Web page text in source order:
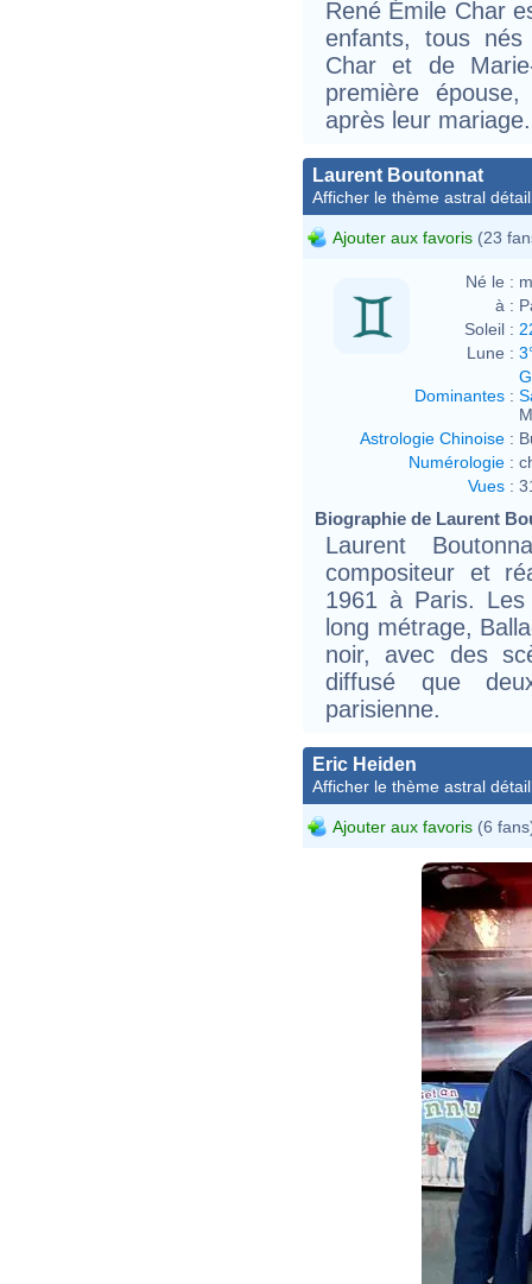
René Émile Char
enfants, tous
Char et de
première
après leur mariage.
Laurent Boutonnat
Afficher le thème astral
Ajouter aux favoris (23
Né le :
à :
Soleil :
Lune :
Dominantes :
Astrologie Chinoise :
Numérologie :
Vues :
Biographie de Laurent
Laurent
compositeur et
1961 à Paris.
long métrage,
noir, avec des
diffusé que
parisienne.
Eric Heiden
Afficher le thème astral
Ajouter aux favoris (6